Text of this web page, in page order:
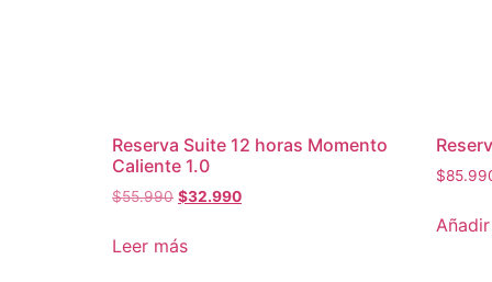
Reserva Suite 12 horas Momento
Caliente 1.0
$55.990 El
original
$32.990El
Leer más
$